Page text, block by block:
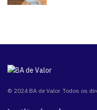
© 2024 BA de Valor. Todos os